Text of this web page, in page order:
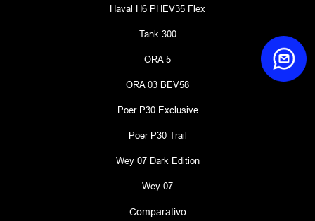
Haval H6 PHEV35 Flex
Tank 300
ORA 5
ORA 03 BEV58
Poer P30 Exclusive
Poer P30 Trail
Wey 07 Dark Edition
Wey 07
Comparativo